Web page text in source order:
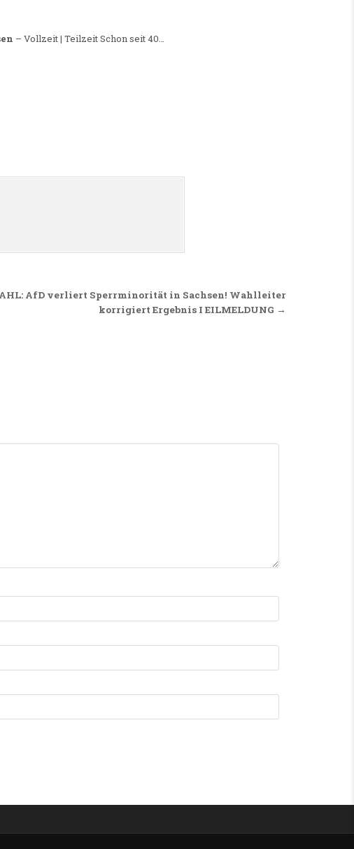
– Vollzeit | Teilzeit Schon seit 40…
AfD verliert Sperrminorität in Sachsen! Wahlleiter
korrigiert Ergebnis I EILMELDUNG →